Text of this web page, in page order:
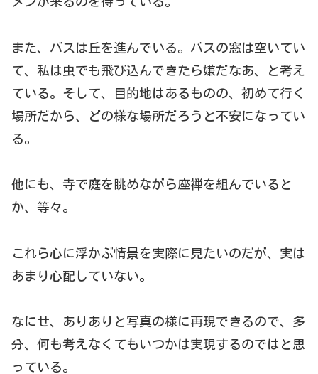
また、バスは丘を進んでいる。バスの窓は空いてい
て、私は虫でも飛び込んできたら嫌だなあ、と考え
ている。そして、目的地はあるものの、初めて行く
場所だから、どの様な場所だろうと不安になってい
る。
他にも、寺で庭を眺めながら座禅を組んでいると
か、等々。
これら心に浮かぶ情景を実際に見たいのだが、実は
あまり心配していない。
なにせ、ありありと写真の様に再現できるので、多
分、何も考えなくてもいつかは実現するのではと思
っている。